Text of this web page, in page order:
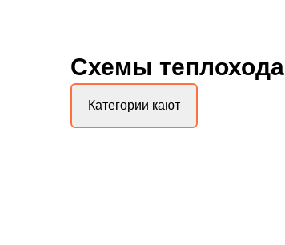
Схемы
Категории кают